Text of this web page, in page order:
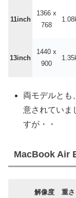
11inch
1366 x
768
13inch
1440 x
900
両モデルとも
意されていま
すが・・
MacBook Air
解像度 重さ